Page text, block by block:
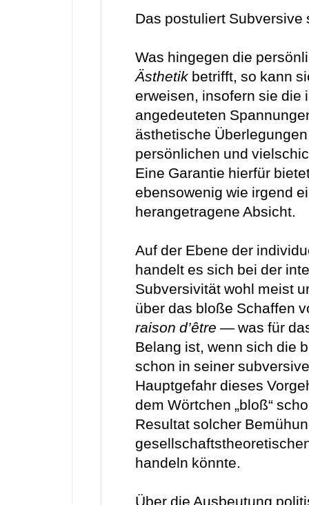
Das postuliert
Was hingegen die
Ästhetik betrifft, so kann
erweisen, insofern sie die
angedeuteten
ästhetische
persönlichen und
Eine Garantie hierfür
ebensowenig wie irgend
herangetragene Absicht.
Auf der Ebene der
handelt es sich bei der
Subversivität wohl meist
über das bloße Schaffen
raison d’être — was für
Belang ist, wenn sich die
schon in seiner
Hauptgefahr dieses
dem Wörtchen „bloß“
Resultat solcher
handeln könnte.
Über die Ausbeutung